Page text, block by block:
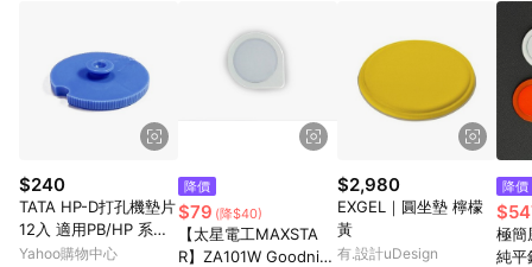
運費，攤位費等不具贈點資格。 9. LINE 購物站上之商品規格、
顏色、價位、贈品如與 Pinkoi 商品資訊頁及購物車不符，以
Pinkoi 購物商品資訊頁及購物車標示為準。 10. 點數紅包使用規
則請以點數紅包活動說明為準。 11. 若於 LINE 購物前往 Pinkoi
頁面後才首次下載 Pinkoi APP 並完成訂單，不符合導購資格；承
上，首次下載 Pinkoi APP 後，需透過 LINE 購物前往 Pinkoi 頁
面，方享導購資格。
$240
TATA HP-D打孔機墊片
12入 適用PB/HP 系列
打孔機
Yahoo購物中心
降價
$79 (降$40)
【太星電工MAXSTA
R】ZA101W Goodnig
$2,980
EXGEL｜圓坐墊 檸檬
黃
有.設計uDesign
降價
極簡
純平